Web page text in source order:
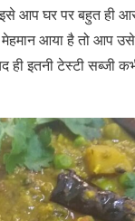
इसे आप घर पर बहुत ही
आया है तो आप
इतनी टेस्टी सब्जी